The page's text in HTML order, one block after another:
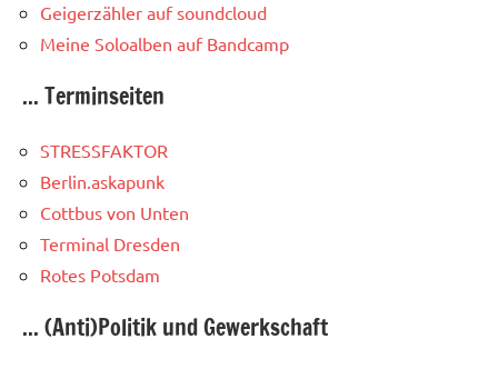
Geigerzähler auf soundcloud
Meine Soloalben auf Bandcamp
... Terminseiten
STRESSFAKTOR
Berlin.askapunk
Cottbus von Unten
Terminal Dresden
Rotes Potsdam
... (Anti)Politik und Gewerkschaft